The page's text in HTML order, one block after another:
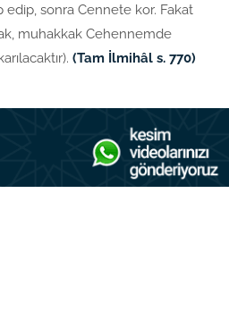
edip, sonra Cennete kor. Fakat
muhakkak Cehennemde
(Tam İlmihâl s. 770)